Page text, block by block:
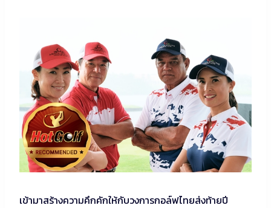
เข้ามาสร้างความคึกคักให้กับวงการกอล์ฟไทยส่งท้ายปี